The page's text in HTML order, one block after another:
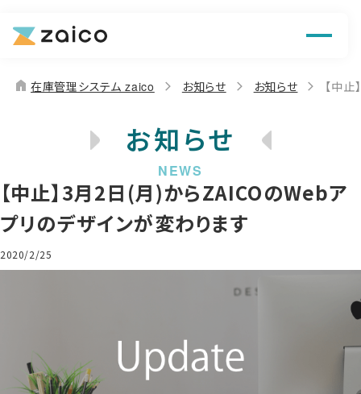
機能
お役立ち情報
home 在庫管理システム zaico お知らせ お知らせ 【中
お知らせ
【中止】3月2日(月)からZAICOのWebア
プリのデザインが変わります
2020/2/25